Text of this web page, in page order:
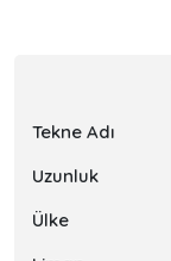
Tekne Adı
Uzunluk
Ülke